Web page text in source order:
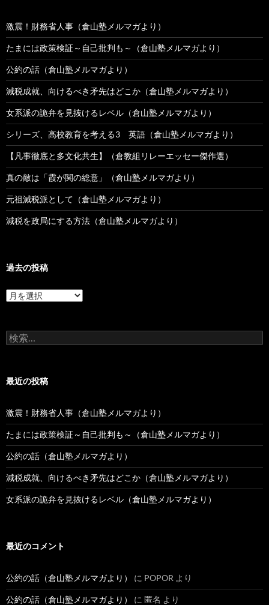
激震！財務省人事（倉山塾メルマガより）
たまには政策検証～自己批判も～（倉山塾メルマガより）
公約の話（倉山塾メルマガより）
減税成就、向けるべき矛先はどこか（倉山塾メルマガより）
女系派の詭弁を見抜けるレベル（倉山塾メルマガより）
シリーズ、高校教育を考える3 英語（倉山塾メルマガより）
【凡事徹底と多文化共生】（倉教組リレーエッセー傑作選）
真の敵は「霞が関の総意」（倉山塾メルマガより）
元祖減税派として（倉山塾メルマガより）
減税を政局にする方法（倉山塾メルマガより）
過去の投稿
過
去
稿
検
索:
最近の投稿
激震！財務省人事（倉山塾メルマガより）
たまには政策検証～自己批判も～（倉山塾メルマガより）
公約の話（倉山塾メルマガより）
減税成就、向けるべき矛先はどこか（倉山塾メルマガより）
女系派の詭弁を見抜けるレベル（倉山塾メルマガより）
最近のコメント
公約の話（倉山塾メルマガより） に POPOR より
公約の話（倉山塾メルマガより） に 匿名 より